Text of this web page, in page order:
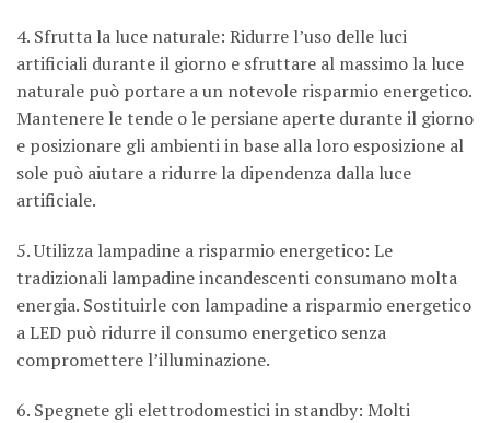
4. Sfrutta la luce naturale: Ridurre l’uso delle luci
artificiali durante il giorno e sfruttare al massimo la luce
naturale può portare a un notevole risparmio energetico.
Mantenere le tende o le persiane aperte durante il giorno
e posizionare gli ambienti in base alla loro esposizione al
sole può aiutare a ridurre la dipendenza dalla luce
artificiale.
5. Utilizza lampadine a risparmio energetico: Le
tradizionali lampadine incandescenti consumano molta
energia. Sostituirle con lampadine a risparmio energetico
a LED può ridurre il consumo energetico senza
compromettere l’illuminazione.
6. Spegnete gli elettrodomestici in standby: Molti